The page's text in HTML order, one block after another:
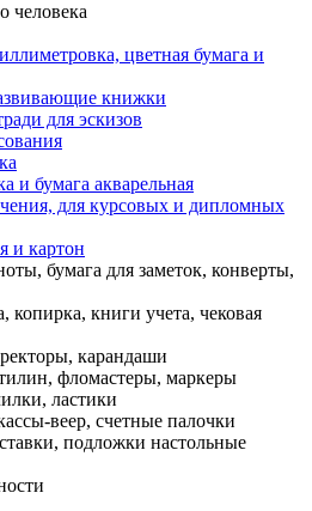
человека
цветная бумага и
книжки
для эскизов
и бумага акварельная
для курсовых и дипломных
и картон
бумага для заметок, конверты,
копирка, книги учета, чековая
карандаши
фломастеры, маркеры
ластики
веер, счетные палочки
подложки настольные